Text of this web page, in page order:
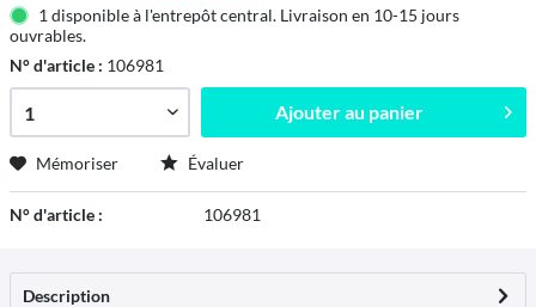
1 disponible à l'entrepôt central. Livraison en 10-15 jours
ouvrables.
N° d'article : 106981
Ajouter au panier
Mémoriser Évaluer
N° d'article : 106981
Description